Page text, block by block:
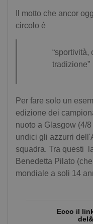
Il motto che ancor
circolo è
“sportività,
tradizione”
Per fare solo un
edizione dei
nuoto a Glasgow (4/
undici gli azzurri
squadra. Tra questi
Benedetta Pilato
mondiale a soli 14
Ecco il
"Allenarsi con gli